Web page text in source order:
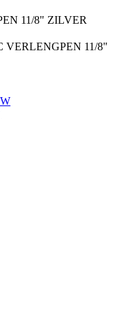
11/8" ZILVER
VERLENGPEN 11/8"